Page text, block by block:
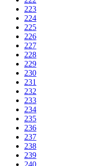
223
224
225
226
227
228
229
230
231
232
233
234
235
236
237
238
239